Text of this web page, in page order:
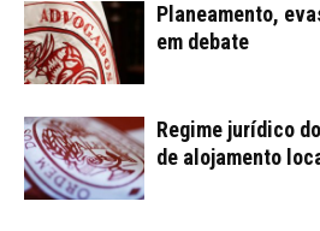
Planeamento,
em debate
Regime jurídico
de alojamento